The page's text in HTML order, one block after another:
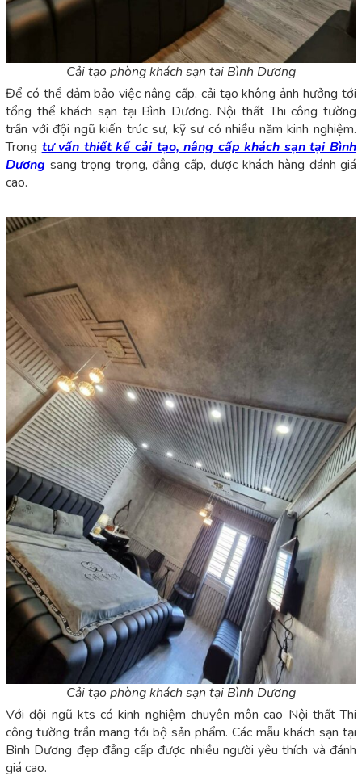
Cải tạo phòng khách sạn tại Bình Dương
Để có thể đảm bảo việc nâng cấp, cải tạo không ảnh hưởng tới
tổng thể khách sạn tại Bình Dương. Nội thất Thi công tường
trần với đội ngũ kiến trúc sư, kỹ sư có nhiều năm kinh nghiệm.
Trong tư vấn thiết kế cải tạo, nâng cấp khách sạn tại Bình
Dương sang trọng trọng, đẳng cấp, được khách hàng đánh giá
cao.
Cải tạo phòng khách sạn tại Bình Dương
Với đội ngũ kts có kinh nghiệm chuyên môn cao Nội thất Thi
công tường trần mang tới bộ sản phẩm. Các mẫu khách sạn tại
Bình Dương đẹp đẳng cấp được nhiều người yêu thích và đánh
giá cao.